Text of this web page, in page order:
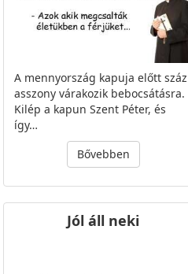
A mennyország kapuja előtt száz
asszony várakozik bebocsátásra.
Kilép a kapun Szent Péter, és
így…
Bővebben
Jól áll neki